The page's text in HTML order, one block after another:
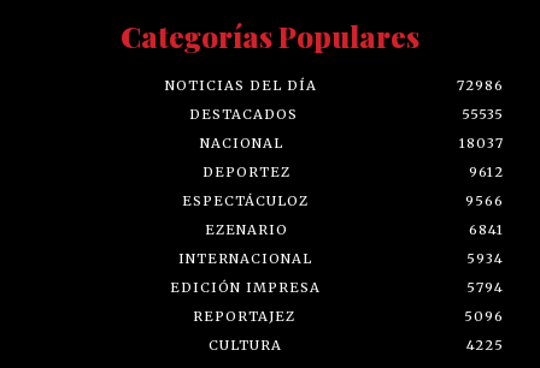
Categorías Populares
NOTICIAS DEL DÍA
72986
DESTACADOS
55535
NACIONAL
18037
DEPORTEZ
9612
ESPECTÁCULOZ
9566
EZENARIO
6841
INTERNACIONAL
5934
EDICIÓN IMPRESA
5794
REPORTAJEZ
5096
CULTURA
4225